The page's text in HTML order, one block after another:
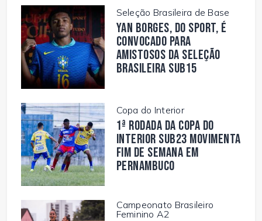
Seleção Brasileira de Base
Yan Borges, do Sport, é
convocado para
amistosos da Seleção
Brasileira Sub15
Copa do Interior
1ª rodada da Copa do
Interior Sub23 movimenta
fim de semana em
Pernambuco
Campeonato Brasileiro
Feminino A2